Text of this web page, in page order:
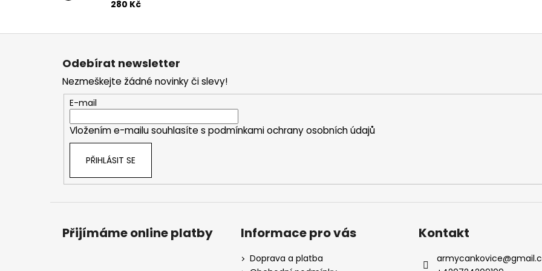
280 Kč
Z
Odebírat newsletter
Nezmeškejte žádné novinky či slevy!
E-mail
Vložením e-mailu souhlasíte s podmínkami ochrany osobních údajů
PŘIHLÁSIT SE
Přijímáme online platby Informace pro vás
Doprava a platba
Kontakt
armycankovice@